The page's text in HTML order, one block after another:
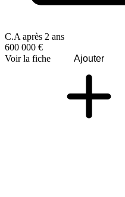
C.A après 2 ans
600 000 €
Voir la fiche
Ajouter